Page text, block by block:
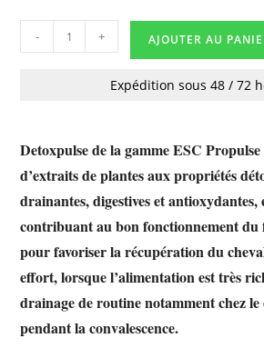
- + AJOUTER AU
Expédition sous 48 / 72
Detoxpulse de la gamme ESC
d’extraits de plantes aux propriétés
drainantes, digestives et antioxydantes,
contribuant au bon fonctionnement du
pour favoriser la récupération du
effort, lorsque l’alimentation est très
drainage de routine notamment chez
pendant la convalescence.